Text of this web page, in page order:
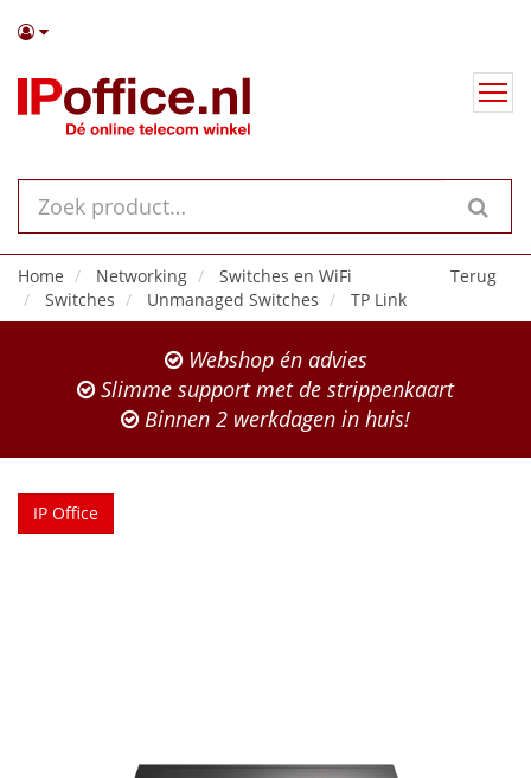
Terug
Home Networking
Switches en WiFi
Switches
Unmanaged Switches TP Link
Webshop én advies
Slimme support met de strippenkaart
Binnen 2 werkdagen in huis!
IP Office